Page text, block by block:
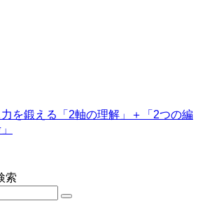
力を鍛える「2軸の理解」＋「2つの編
索